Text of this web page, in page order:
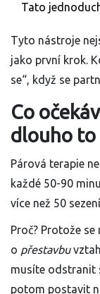
Tato
Tyto nástroje
jako první krok.
se“, když se
Co
dlouho to
Párová terapie
každé 50-90
více než 50
Proč? Protože se
o přestavbu
musíte odstranit
potom postavit